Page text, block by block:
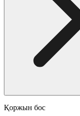
Қоржын бос